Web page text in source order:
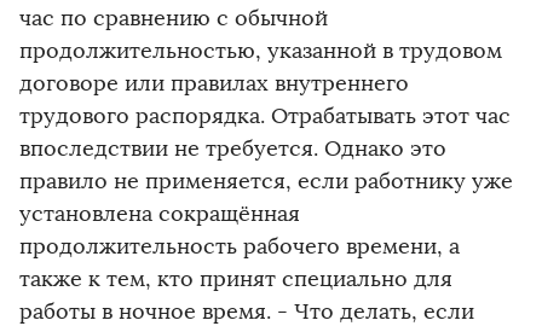
час по сравнению с обычной
продолжительностью, указанной в трудовом
договоре или правилах внутреннего
трудового распорядка. Отрабатывать этот час
впоследствии не требуется. Однако это
правило не применяется, если работнику уже
установлена сокращённая
продолжительность рабочего времени, а
также к тем, кто принят специально для
работы в ночное время. - Что делать, если